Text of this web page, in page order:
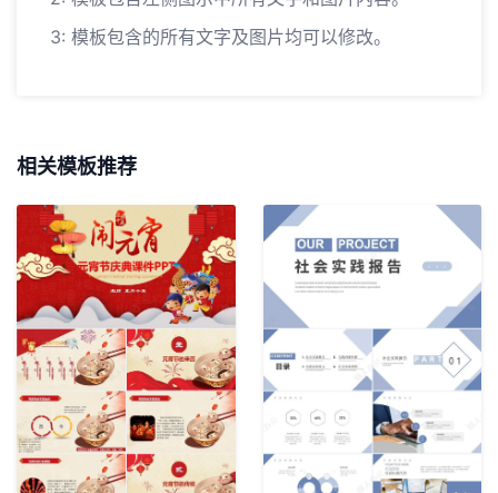
3: 模板包含的所有文字及图片均可以修改。
相关模板推荐